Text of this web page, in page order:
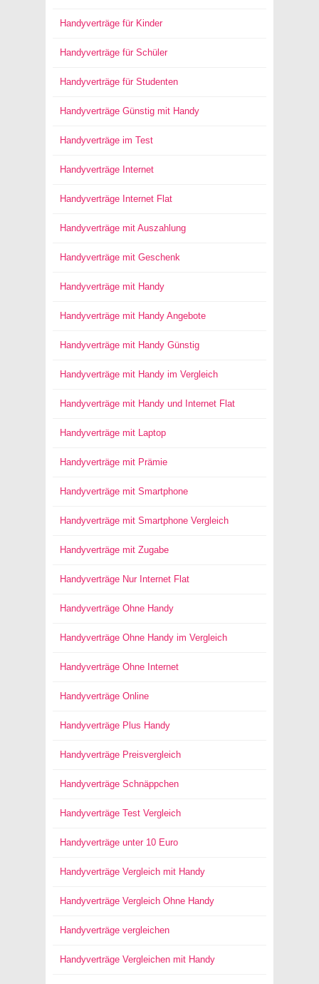
Handyverträge für Kinder
Handyverträge für Schüler
Handyverträge für Studenten
Handyverträge Günstig mit Handy
Handyverträge im Test
Handyverträge Internet
Handyverträge Internet Flat
Handyverträge mit Auszahlung
Handyverträge mit Geschenk
Handyverträge mit Handy
Handyverträge mit Handy Angebote
Handyverträge mit Handy Günstig
Handyverträge mit Handy im Vergleich
Handyverträge mit Handy und Internet Flat
Handyverträge mit Laptop
Handyverträge mit Prämie
Handyverträge mit Smartphone
Handyverträge mit Smartphone Vergleich
Handyverträge mit Zugabe
Handyverträge Nur Internet Flat
Handyverträge Ohne Handy
Handyverträge Ohne Handy im Vergleich
Handyverträge Ohne Internet
Handyverträge Online
Handyverträge Plus Handy
Handyverträge Preisvergleich
Handyverträge Schnäppchen
Handyverträge Test Vergleich
Handyverträge unter 10 Euro
Handyverträge Vergleich mit Handy
Handyverträge Vergleich Ohne Handy
Handyverträge vergleichen
Handyverträge Vergleichen mit Handy